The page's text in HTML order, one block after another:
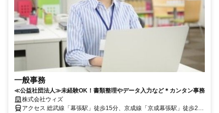
一般事務
≪公益社団法人≫未経験OK！書類整理やデータ入力など＊カンタン事務
株式会社ウィズ
アクセス 総武線「幕張駅」徒歩15分、京成線「京成幕張駅」徒歩20